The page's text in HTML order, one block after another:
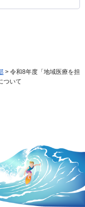
> 令和8年度「地域医療を担
ついて